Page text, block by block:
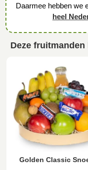
Daarmee hebben we
heel
Deze
Golden Classic